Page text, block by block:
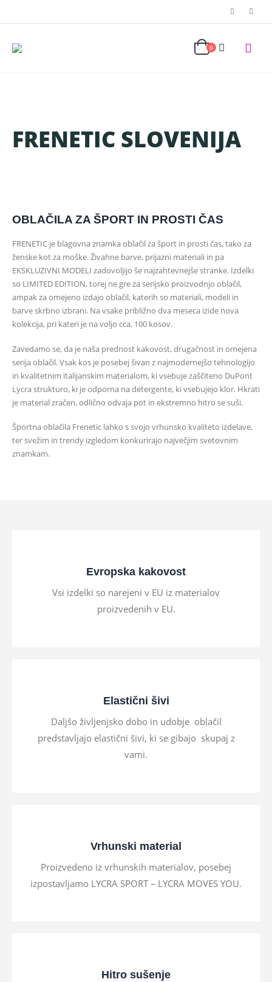
0
FRENETIC SLOVENIJA
OBLAČILA ZA ŠPORT IN PROSTI ČAS
FRENETIC je blagovna znamka oblačil za šport in prosti čas, tako za
ženske kot za moške. Živahne barve, prijazni materiali in pa
EKSKLUZIVNI MODELI zadovoljijo še najzahtevnejše stranke. Izdelki
so LIMITED EDITION, torej ne gre za serijsko proizvodnjo oblačil,
ampak za omejeno izdajo oblačil, katerih so materiali, modeli in
barve skrbno izbrani. Na vsake približno dva meseca izide nova
kolekcija, pri kateri je na voljo cca. 100 kosov.
Zavedamo se, da je naša prednost kakovost, drugačnost in omejena
serija oblačil. Vsak kos je posebej šivan z najmodernejšo tehnologijo
in kvalitetnim italijanskim materialom, ki vsebuje zaščiteno DuPont
Lycra strukturo, ki je odporna na detergente, ki vsebujejo klor. Hkrati
je material zračen, odlično odvaja pot in ekstremno hitro se suši.
Športna oblačila Frenetic lahko s svojo vrhunsko kvaliteto izdelave,
ter svežim in trendy izgledom konkurirajo največjim svetovnim
znamkam.
Evropska kakovost
Vsi izdelki so narejeni v EU iz materialov
proizvedenih v EU.
Elastični šivi
Daljšo življenjsko dobo in udobje oblačil
predstavljajo elastični šivi, ki se gibajo skupaj z
vami.
Vrhunski material
Proizvedeno iz vrhunskih materialov, posebej
izpostavljamo LYCRA SPORT – LYCRA MOVES YOU.
Hitro sušenje